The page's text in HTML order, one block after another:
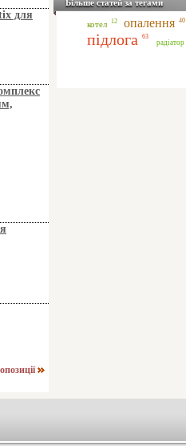
для
Більше статей за тегами
котел 12 опалення 40
підлога 63
радіатор